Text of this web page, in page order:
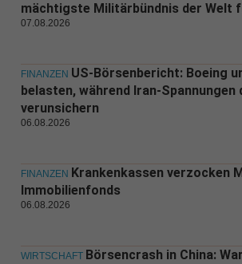
mächtigste Militärbündnis der Welt
07.08.2026
FINANZEN US-Börsenbericht: Boeing
belasten, während Iran-Spannungen
verunsichern
06.08.2026
FINANZEN Krankenkassen verzocken
Immobilienfonds
06.08.2026
WIRTSCHAFT Börsencrash in China: